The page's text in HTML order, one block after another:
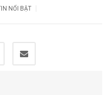
NỔI BẬT